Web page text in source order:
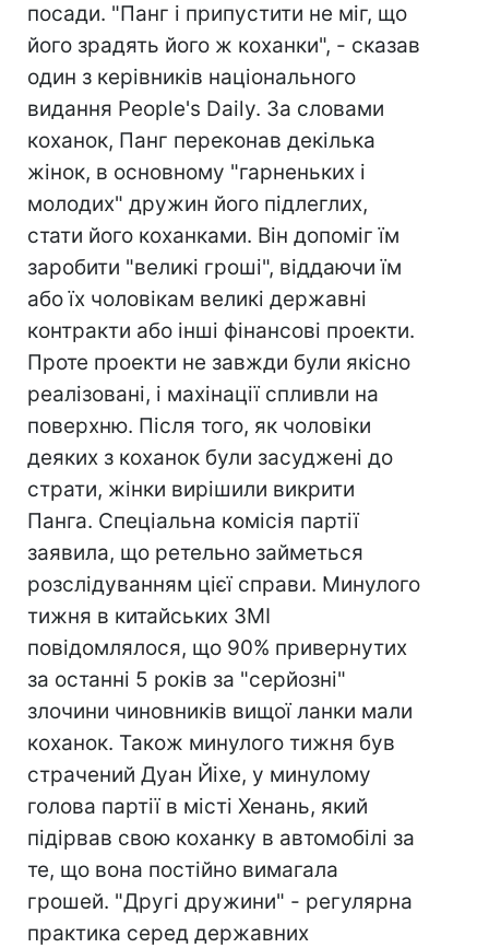
посади. "Панг і припустити не міг, що
його зрадять його ж коханки", - сказав
один з керівників національного
видання People's Daily. За словами
коханок, Панг переконав декілька
жінок, в основному "гарненьких і
молодих" дружин його підлеглих,
стати його коханками. Він допоміг їм
заробити "великі гроші", віддаючи їм
або їх чоловікам великі державні
контракти або інші фінансові проекти.
Проте проекти не завжди були якісно
реалізовані, і махінації спливли на
поверхню. Після того, як чоловіки
деяких з коханок були засуджені до
страти, жінки вирішили викрити
Панга. Спеціальна комісія партії
заявила, що ретельно займеться
розслідуванням цієї справи. Минулого
тижня в китайських ЗМІ
повідомлялося, що 90% привернутих
за останні 5 років за "серйозні"
злочини чиновників вищої ланки мали
коханок. Також минулого тижня був
страчений Дуан Йіхе, у минулому
голова партії в місті Хенань, який
підірвав свою коханку в автомобілі за
те, що вона постійно вимагала
грошей. "Другі дружини" - регулярна
практика серед державних